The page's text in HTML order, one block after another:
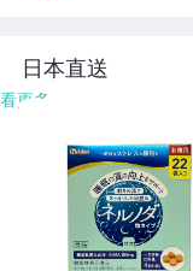
日本直送
看更多